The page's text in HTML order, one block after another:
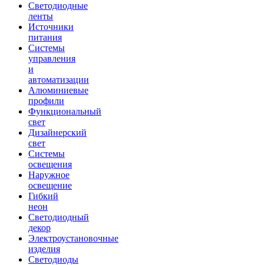
Светодиодные
ленты
Источники
питания
Системы
управления
и
автоматизации
Алюминиевые
профили
Функциональный
свет
Дизайнерский
свет
Системы
освещения
Наружное
освещение
Гибкий
неон
Светодиодный
декор
Электроустановочные
изделия
Светодиоды